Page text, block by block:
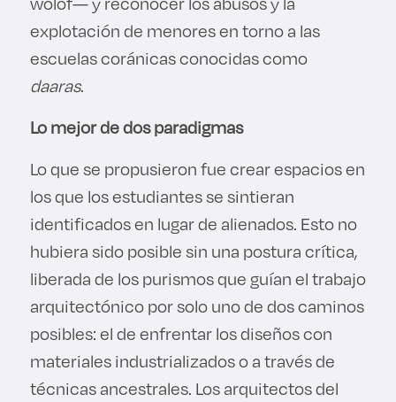
explotación de menores en torno a las
escuelas coránicas conocidas como
daaras.
Lo mejor de dos paradigmas
Lo que se propusieron fue crear espacios en
los que los estudiantes se sintieran
identificados en lugar de alienados. Esto no
hubiera sido posible sin una postura crítica,
liberada de los purismos que guían el trabajo
arquitectónico por solo uno de dos caminos
posibles: el de enfrentar los diseños con
materiales industrializados o a través de
técnicas ancestrales. Los arquitectos del